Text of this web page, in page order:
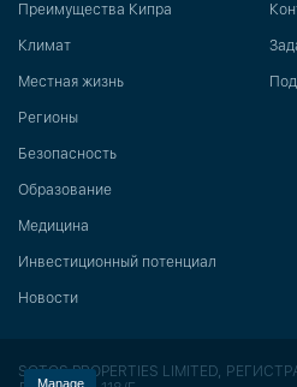
Преимущества Кипра
Климат
Местная жизнь
Регионы
Безопасность
Образование
Медицина
Инвестиционный потенциал
Новости
SOTOS PROPERTIES LIMITED,
Manage